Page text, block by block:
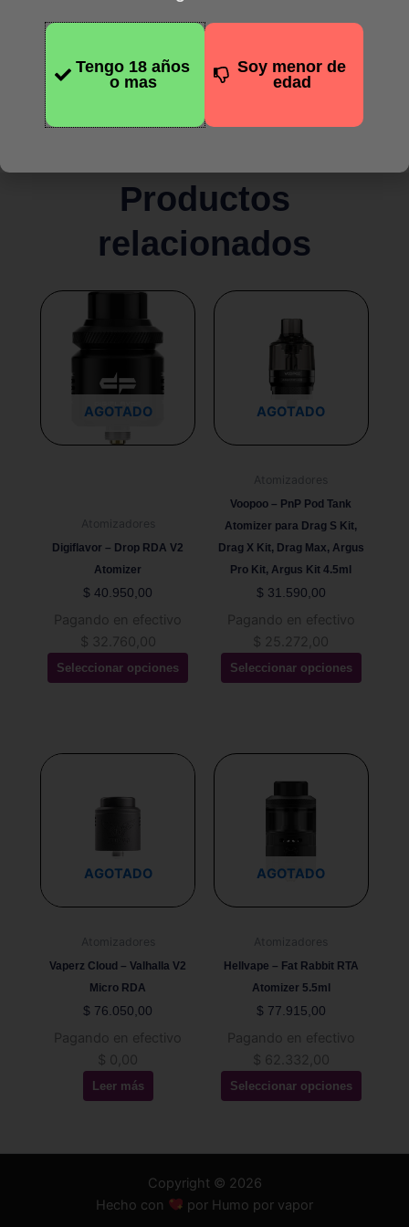
Productos
relacionados
AGOTADO
Atomizadores
Digiflavor – Drop RDA V2
Atomizer
$ 40.950,00
Pagando en efectivo
$ 32.760,00
Seleccionar opciones
producto
variantes.
Las
en
la
página
de
AGOTADO
Atomizadores
Voopoo – PnP Pod Tank
Atomizer para Drag S Kit,
Drag X Kit, Drag Max, Argus
Pro Kit, Argus Kit 4.5ml
$ 31.590,00
Pagando en efectivo
$ 25.272,00
Seleccionar opciones
producto
tiene
variantes.
Las
pueden
elegir
en
la
página
de
AGOTADO
Atomizadores
Vaperz Cloud – Valhalla V2
Micro RDA
$ 76.050,00
Pagando en efectivo
$ 0,00
Leer más
AGOTADO
Atomizadores
Hellvape – Fat Rabbit RTA
Atomizer 5.5ml
$ 77.915,00
Pagando en efectivo
$ 62.332,00
Seleccionar opciones
producto
Las
pueden
elegir
en
la
de
producto
Copyright © 2026
Hecho con
por Humo por vapor
Tengo 18 años
o mas
Soy menor de
edad